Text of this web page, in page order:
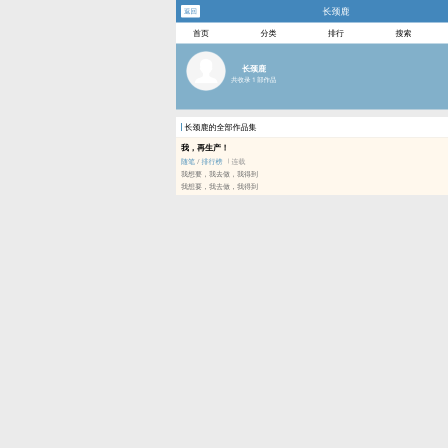
返回 长颈鹿
首页 分类 排行 搜索
长颈鹿
共收录 1 部作品
长颈鹿的全部作品集
我，再生产！
随笔 / 排行榜
连载
我想要，我去做，我得到
我想要，我去做，我得到